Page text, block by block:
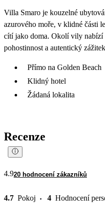
Villa Smaro je kouzelné
azurového moře, v klidné části
cítí jako doma. Okolí vily nabízí
pohostinnost a autentický
Přímo na Golden Beach
Klidný hotel
Žádaná lokalita
Recenze
4.920 hodnocení zákazníků
4.7 Pokoj 4 Hodnocení